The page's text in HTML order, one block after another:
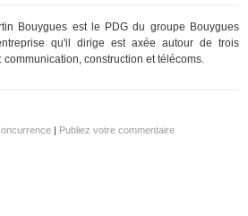
Bouygues est le PDG du groupe Bouygues
qu'il dirige est axée autour de trois
communication, construction et télécoms.
| Publiez votre commentaire